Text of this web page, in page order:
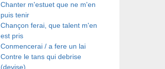
Chanter m'estuet que ne m'en
puis tenir
Chançon ferai, que talent m'en
est pris
Conmencerai / a fere un lai
Contre le tans qui debrise
(devise)